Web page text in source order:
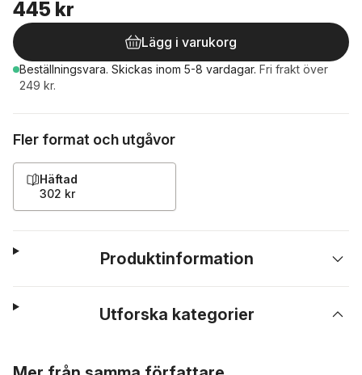
445 kr
Lägg i varukorg
Beställningsvara. Skickas inom 5-8 vardagar. Fri frakt över
249 kr.
Fler format och utgåvor
Häftad
302 kr
Produktinformation
Utforska kategorier